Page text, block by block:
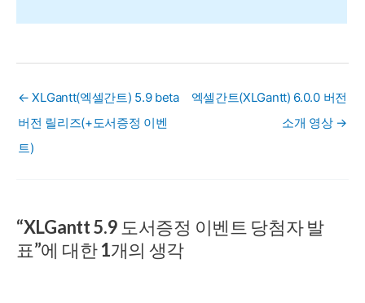
← XLGantt(엑셀간트) 5.9 beta
버전 릴리즈(+도서증정 이벤
트)
엑셀간트(XLGantt) 6.0.0 버전
소개 영상 →
“XLGantt 5.9 도서증정 이벤트 당첨자 발
표”에 대한 1개의 생각